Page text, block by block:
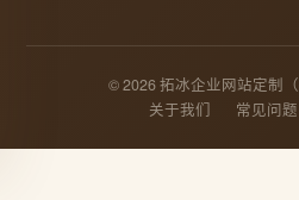
© 2026 拓冰企业网站定制
关于我们
常见问题